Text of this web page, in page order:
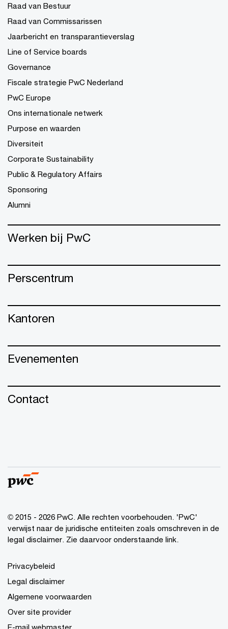
Raad van Bestuur
Raad van Commissarissen
Jaarbericht en transparantieverslag
Line of Service boards
Governance
Fiscale strategie PwC Nederland
PwC Europe
Ons internationale netwerk
Purpose en waarden
Diversiteit
Corporate Sustainability
Public & Regulatory Affairs
Sponsoring
Alumni
Werken bij PwC
Perscentrum
Kantoren
Evenementen
Contact
© 2015 - 2026 PwC. Alle rechten voorbehouden. 'PwC'
verwijst naar de juridische entiteiten zoals omschreven in de
legal disclaimer. Zie daarvoor onderstaande link.
Privacybeleid
Legal disclaimer
Algemene voorwaarden
Over site provider
E-mail webmaster